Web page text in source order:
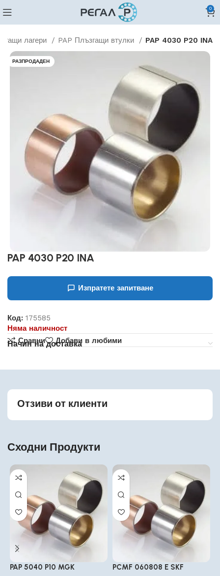
0
лагери PAP Плъзгащи втулки PAP 4030 P20 INA
РАЗПРОДАДЕН
PAP 4030 P20 INA
Изпратете запитване
Код:175585
Няма наличност
Сравни
Добави в любими
Начин на доставка
Отзиви от клиенти
Сходни Продукти
PAP 5040 P10 MGK PCMF 060808 E SKF